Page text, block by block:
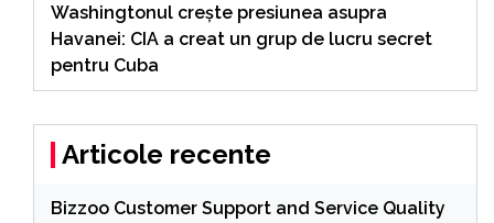
Washingtonul creşte presiunea asupra
Havanei: CIA a creat un grup de lucru secret
pentru Cuba
Articole recente
Bizzoo Customer Support and Service Quality